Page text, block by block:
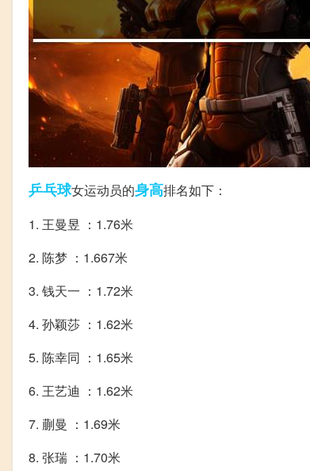
乒乓球女运动员的身高排名如下：
1. 王曼昱 ：1.76米
2. 陈梦 ：1.667米
3. 钱天一 ：1.72米
4. 孙颖莎 ：1.62米
5. 陈幸同 ：1.65米
6. 王艺迪 ：1.62米
7. 蒯曼 ：1.69米
8. 张瑞 ：1.70米